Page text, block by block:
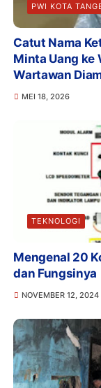
PWI KOTA
Catut Nama
Minta Uang ke
Wartawan
MEI 18, 2026
TEKNOLOGI
Mengenal 20
dan Fungsinya
NOVEMBER 12, 2024